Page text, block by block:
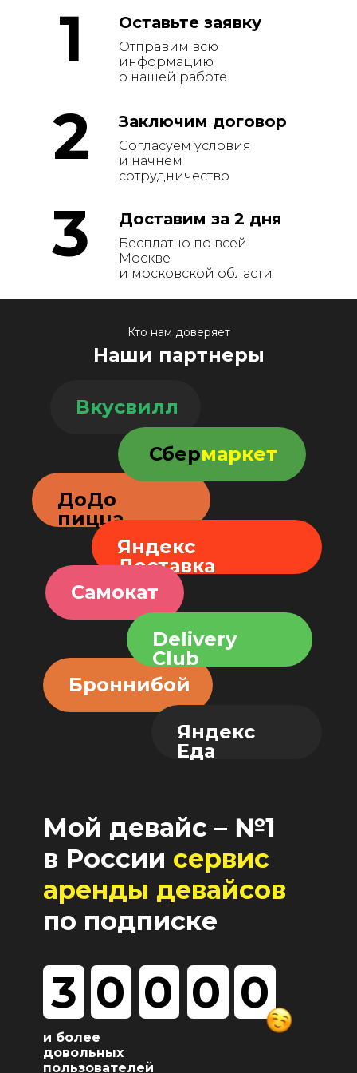
Доставим за 2 дня
3
Заключим договор
2
Оставьте заявку
1
Отправим всю
информацию
о нашей работе
Согласуем условия
и начнем
сотрудничество
Бесплатно по всей
Москве
и московской области
Самокат
Вкусвилл
ДоДо
пицца
Delivery
Club
Сбермаркет
Яндекс
Еда
Яндекс
Доставка
Броннибой
Кто нам доверяет
Наши партнеры
Мой девайс – №1
в России сервис
аренды девайсов
по подписке
0 0 0
0
3
и более
довольных
пользователей